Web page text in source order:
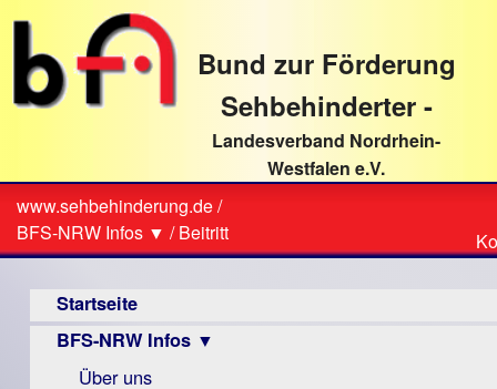
direkt
Textinhalt
Bund zur Förderung
Sehbehinderter -
Landesverband Nordrhein-
Westfalen e.V.
Sie
sind
hier
www.sehbehinderung.de/
BFS-NRW Infos ▼ /Beitritt
Startseite
BFS-NRW Infos ▼
Über uns